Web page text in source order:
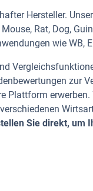
Hersteller.
Rat, Dog,
wie WB,
zur
Plattform erwerben.
Sie direkt, um